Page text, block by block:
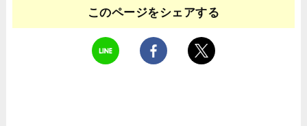
このページをシェアする